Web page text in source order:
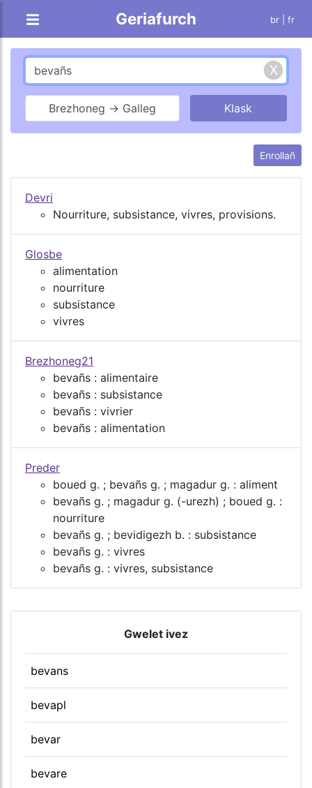
Geriafurch br | fr
Brezhoneg → Galleg
Enrollañ
Devri
Nourriture, subsistance, vivres, provisions.
Glosbe
alimentation
nourriture
subsistance
vivres
Brezhoneg21
bevañs : alimentaire
bevañs : subsistance
bevañs : vivrier
bevañs : alimentation
Preder
boued g. ; bevañs g. ; magadur g. : aliment
bevañs g. ; magadur g. (-urezh) ; boued g. :
nourriture
bevañs g. ; bevidigezh b. : subsistance
bevañs g. : vivres
bevañs g. : vivres, subsistance
Gwelet ivez
bevans
bevapl
bevar
bevare